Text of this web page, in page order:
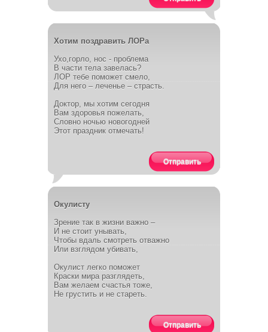
Хотим поздравить ЛОРа
Ухо,горло, нос - проблема
В части тела завелась?
ЛОР тебе поможет смело,
Для него – леченье – страсть.
Доктор, мы хотим сегодня
Вам здоровья пожелать,
Словно ночью новогодней
Этот праздник отмечать!
Отправить
Окулисту
Зрение так в жизни важно –
И не стоит унывать,
Чтобы вдаль смотреть отважно
Или взглядом убивать,
Окулист легко поможет
Краски мира разглядеть,
Вам желаем счастья тоже,
Не грустить и не стареть.
Отправить